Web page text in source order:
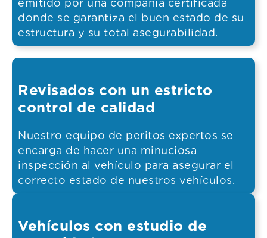
emitido por una compañía certificada
donde se garantiza el buen estado de su
estructura y su total asegurabilidad.
Revisados con un estricto
control de calidad
Nuestro equipo de peritos expertos se
encarga de hacer una minuciosa
inspección al vehículo para asegurar el
correcto estado de nuestros vehículos.
Vehículos con estudio de